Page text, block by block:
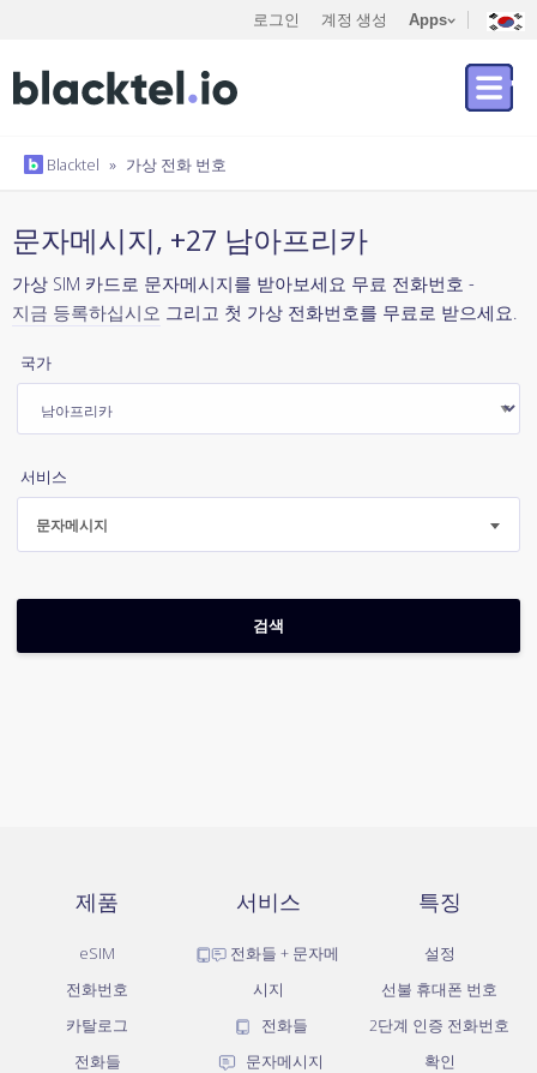
로그인 계정 생성 Apps
Blacktel » 가상 전화 번호
문자메시지, +27 남아프리카
가상 SIM 카드로 문자메시지를 받아보세요 무료 전화번호 -
지금 등록하십시오 그리고 첫 가상 전화번호를 무료로 받으세요.
국가
서비스
문자메시지
제품
eSIM
전화번호
카탈로그
전화들
서비스
전화들 + 문자메
시지
전화들
문자메시지
특징
설정
선불 휴대폰 번호
2단계 인증 전화번호
확인